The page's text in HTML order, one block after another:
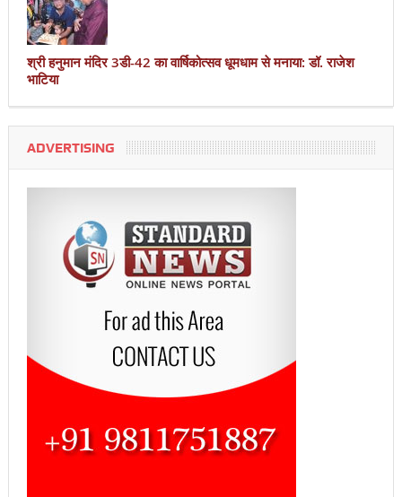
श्री हनुमान मंदिर 3डी-42 का वार्षिकोत्सव धूमधाम से मनाया: डॉ. राजेश
भाटिया
ADVERTISING